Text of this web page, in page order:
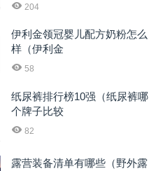
204
伊利金领冠婴儿配方奶粉怎么
样（伊利金
58
纸尿裤排行榜10强（纸尿裤哪
个牌子比较
82
露营装备清单有哪些（野外露